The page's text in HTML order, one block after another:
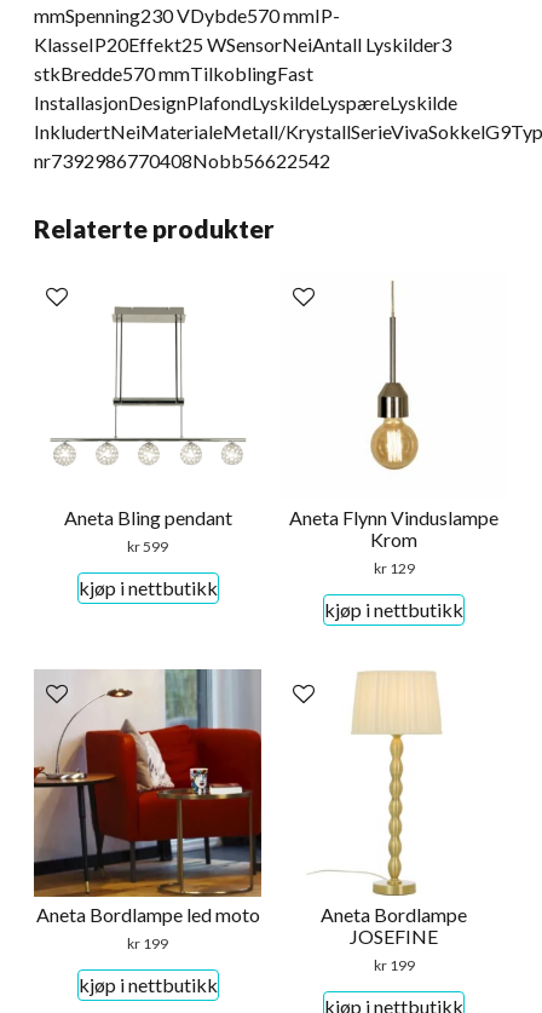
mmSpenning230 VDybde570 mmIP-
KlasseIP20Effekt25 WSensorNeiAntall Lyskilder3
stkBredde570 mmTilkoblingFast
InstallasjonDesignPlafondLyskildeLyspæreLyskilde
InkludertNeiMaterialeMetall/
nr7392986770408Nobb56622542
Relaterte produkter
Aneta Bling pendant
kr599
kjøp i nettbutikk
Aneta Flynn Vinduslampe
Krom
kr129
kjøp i nettbutikk
Aneta Bordlampe led moto
kr 199
kjøp i nettbutikk
Aneta Bordlampe
JOSEFINE
kr199
kjøp i nettbutikk